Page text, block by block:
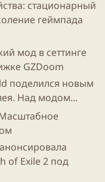
только и
- еще
написании
ежемесячную
в и без того
позволяющей
сайту
стационарный
геймпада
мод в сеттинге
GZDoom
поделился новым
Над модом...
of Exile 2 под